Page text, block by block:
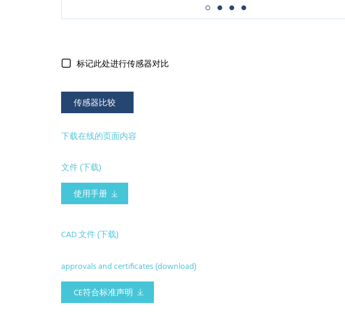
标记此处进行传感器对比
传感器比较
下载在线的页面内容
文件 (下载)
使用手册
CAD 文件 (下载)
approvals and certificates (download)
CE符合标准声明